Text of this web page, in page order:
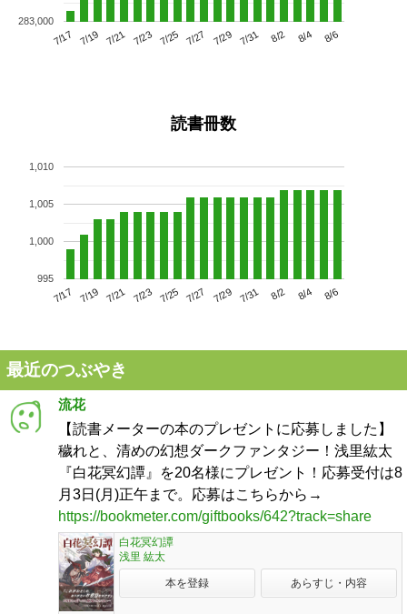
7/17 7/19 7/21 7/23 7/25 7/27 7/29 7/31 8/2 8/4 8/6
283,000
読書冊数
7/17 7/19 7/21 7/23 7/25 7/27 7/29 7/31 8/2 8/4 8/6
995
1,000
1,005
1,010
最近のつぶやき
流花
【読書メーターの本のプレゼントに応募しました】
穢れと、清めの幻想ダークファンタジー！浅里紘太
『白花冥幻譚』を20名様にプレゼント！応募受付は8
月3日(月)正午まで。応募はこちらから→
https://bookmeter.com/giftbooks/642?track=share
白花冥幻譚
浅里 紘太
本を登録 あらすじ・内容